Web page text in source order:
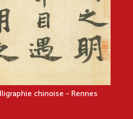
chinoise – Rennes